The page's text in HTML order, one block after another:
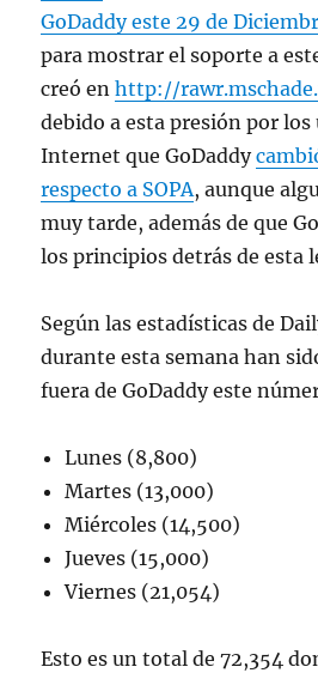
GoDaddy este 29 de
para mostrar el soporte a
creó enhttp://
debido a esta presión por los
Internet que GoDaddy
respecto a SOPA, aunque
muy tarde, además de que
los principios detrás de esta
Según las estadísticas de
durante esta semana han
fuera de GoDaddy este
Lunes (8,800)
Martes (13,000)
Miércoles (14,500)
Jueves (15,000)
Viernes (21,054)
Esto es un total de 72,354